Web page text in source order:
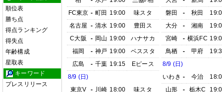
順位表
勝ち点
得点ランキング
得失点
年齢構成
星取表
キーワード
プレスリリース
FC東京 - 町田 19:00
味スタ
名古屋 - 清水 19:00
豊田ス
C大阪
- 岡山 19:00
ハナサカ
福岡
- 神戸 19:00
ベススタ
広島
- 千葉 19:15
Eピース
8/9 (日)
東京V
- 川崎 18:00
味スタ
磐田
- 秋田
大分
- 湘南
宮崎
- 横浜FC
鳥栖
- 甲府
8/9 (日)
いわき - 今治
山形
- 栃木C